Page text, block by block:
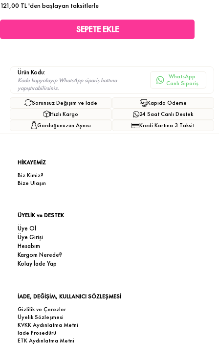
121,00 TL'den başlayan taksitlerle
Ürün Kodu:
Kodu kopyalayıp WhatsApp sipariş hattına
yapıştırabilirsiniz.
WhatsApp
Canlı Sipariş
Sorunsuz Değişim ve İade
Hızlı Kargo
Gördüğünüzün Aynısı
Kapıda Ödeme
24 Saat Canlı Destek
Kredi Kartına 3 Taksit
HİKAYEMİZ
Biz Kimiz?
Bize Ulaşın
ÜYELİK ve DESTEK
Üye Ol
Üye Girişi
Hesabım
Kargom Nerede?
Kolay İade Yap
İADE, DEĞİŞİM, KULLANICI SÖZLEŞMESİ
Gizlilik ve Çerezler
Üyelik Sözleşmesi
KVKK Aydınlatma Metni
İade Prosedürü
ETK Aydınlatma Metni